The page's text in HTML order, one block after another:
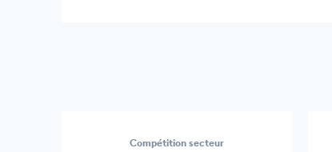
Compétition secteur